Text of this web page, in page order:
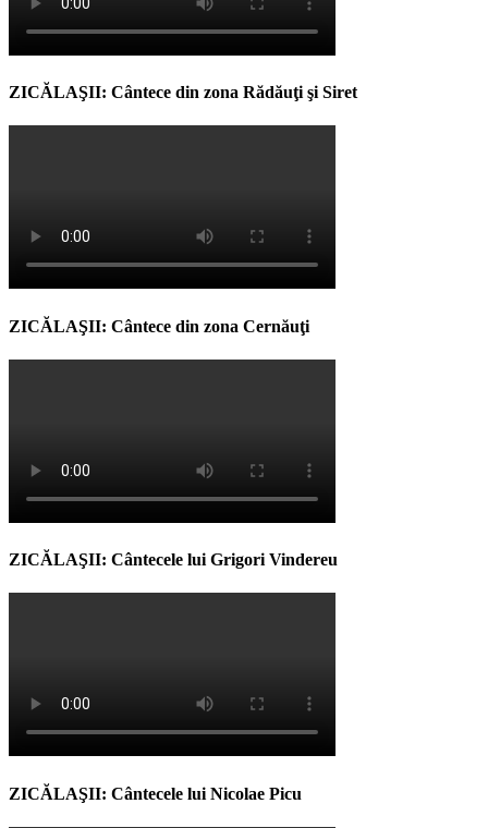
ZICĂLAŞII: Cântece din zona Rădăuţi şi Siret
ZICĂLAŞII: Cântece din zona Cernăuţi
ZICĂLAŞII: Cântecele lui Grigori Vindereu
ZICĂLAŞII: Cântecele lui Nicolae Picu